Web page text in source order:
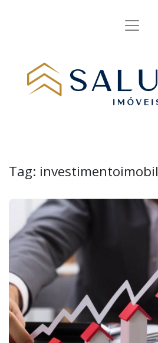
Tag: